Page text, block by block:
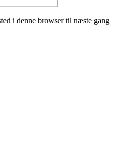
i denne browser til næste gang